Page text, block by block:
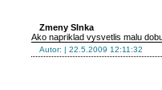
Zmeny Slnka
Ako napriklad vysvetlis malu
Autor: | 22.5.2009 12:11:32